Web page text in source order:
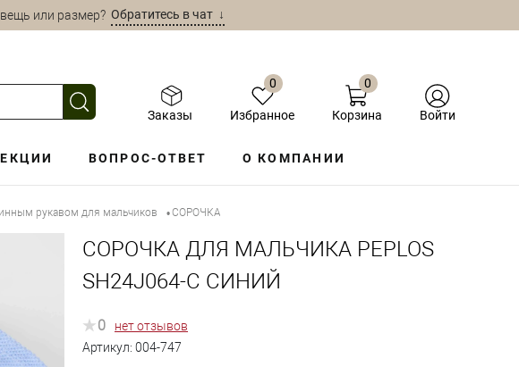
или размер?Обратитесь в чат ↓
Заказы
0
Избранное
0
Корзина Войти
ВОПРОС-ОТВЕТ О КОМПАНИИ
рукавом для мальчиков •СОРОЧКА ДЛЯ МАЛЬЧИКА PEPLOS SH24J064-C СИНИЙ
СОРОЧКА ДЛЯ МАЛЬЧИКА PEPLOS
SH24J064-C СИНИЙ
0
нет отзывов
Артикул: 004-747